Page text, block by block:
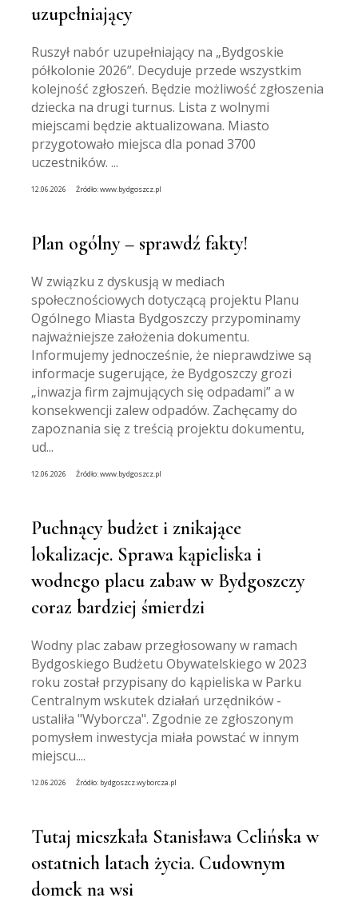
uzupełniający
Ruszył nabór uzupełniający na „Bydgoskie
półkolonie 2026”. Decyduje przede wszystkim
kolejność zgłoszeń. Będzie możliwość zgłoszenia
dziecka na drugi turnus. Lista z wolnymi
miejscami będzie aktualizowana. Miasto
przygotowało miejsca dla ponad 3700
uczestników. ...
12.06.2026 Źródło:www.bydgoszcz.pl
Plan ogólny – sprawdź fakty!
W związku z dyskusją w mediach
społecznościowych dotyczącą projektu Planu
Ogólnego Miasta Bydgoszczy przypominamy
najważniejsze założenia dokumentu.
Informujemy jednocześnie, że nieprawdziwe są
informacje sugerujące, że Bydgoszczy grozi
„inwazja firm zajmujących się odpadami” a w
konsekwencji zalew odpadów. Zachęcamy do
zapoznania się z treścią projektu dokumentu,
ud...
12.06.2026 Źródło:www.bydgoszcz.pl
Puchnący budżet i znikające
lokalizacje. Sprawa kąpieliska i
wodnego placu zabaw w Bydgoszczy
coraz bardziej śmierdzi
Wodny plac zabaw przegłosowany w ramach
Bydgoskiego Budżetu Obywatelskiego w 2023
roku został przypisany do kąpieliska w Parku
Centralnym wskutek działań urzędników -
ustaliła "Wyborcza". Zgodnie ze zgłoszonym
pomysłem inwestycja miała powstać w innym
miejscu....
12.06.2026 Źródło: bydgoszcz.wyborcza.pl
Tutaj mieszkała Stanisława Celińska w
ostatnich latach życia. Cudownym
domek na wsi